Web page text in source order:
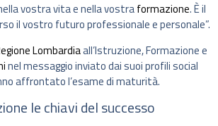
vostra vita e nella vostraformazione. È il
il vostro futuro professionale e personale”.
Lombardiaall’Istruzione, Formazione e
nel messaggio inviato dai suoi profili social
affrontato l’esame di maturità.
le chiavi del successo